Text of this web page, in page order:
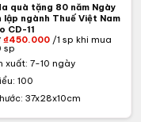
quà tặng 80 năm Ngày
lập ngành Thuế Việt Nam
CD-11
₫450.000/1 sp khi mua
sp
xuất: 7-10 ngày
100
37x28x10cm